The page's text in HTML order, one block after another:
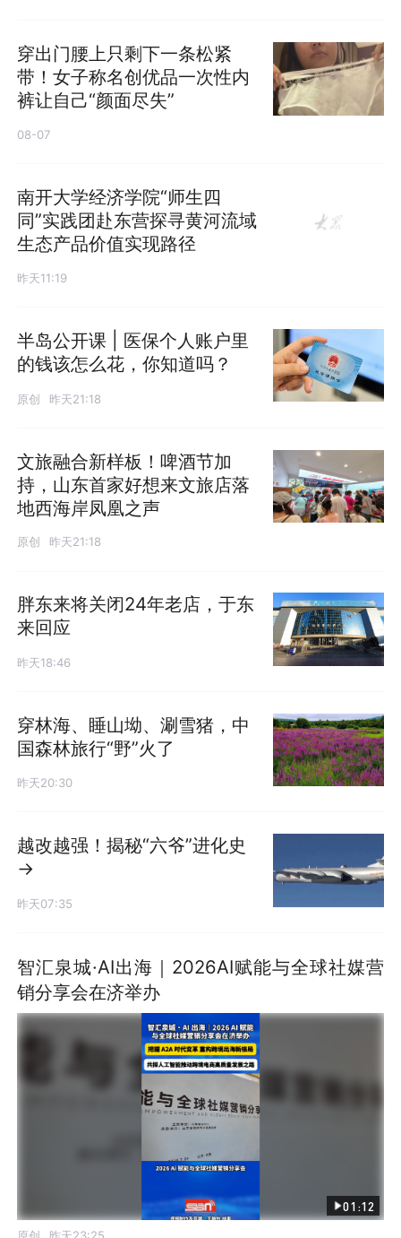
发布
穿出门腰上只剩下一条松紧
带！女子称名创优品一次性内
裤让自己“颜面尽失”
08-07
南开大学经济学院“师生四
同”实践团赴东营探寻黄河流域
生态产品价值实现路径
昨天11:19
半岛公开课 | 医保个人账户里
的钱该怎么花，你知道吗？
原创 昨天21:18
文旅融合新样板！啤酒节加
持，山东首家好想来文旅店落
地西海岸凤凰之声
原创 昨天21:18
胖东来将关闭24年老店，于东
来回应
昨天18:46
穿林海、睡山坳、涮雪猪，中
国森林旅行“野”火了
昨天20:30
越改越强！揭秘“六爷”进化史
→
昨天07:35
智汇泉城·AI出海｜2026AI赋能与全球社媒营
销分享会在济举办
01:12